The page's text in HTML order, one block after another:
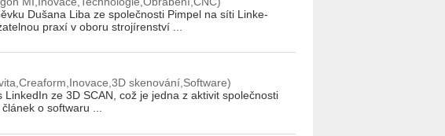
Duša­na Liba ze spo­leč­nos­ti Pim­pel na síti Lin­ke­
praxí v oboru stro­jí­ren­ství ...
skenování,Software)
ze 3D SCAN, což je jedna z ak­ti­vit spo­leč­nos­ti
o soft­wa­ru ...